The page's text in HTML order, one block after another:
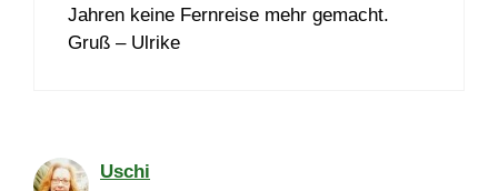
Jahren keine Fernreise mehr gemacht.
Gruß – Ulrike
Uschi